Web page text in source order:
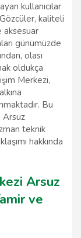
kullanıcılar
kaliteli
aksesuar
günümüzde
olası
oldukça
Merkezi,
Bu
Arsuz
teknik
hakkında
Arsuz
ve